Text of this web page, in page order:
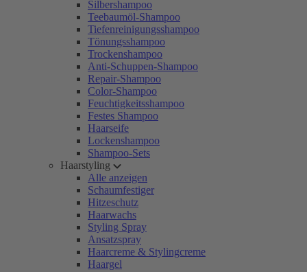
Silbershampoo
Teebaumöl-Shampoo
Tiefenreinigungsshampoo
Tönungsshampoo
Trockenshampoo
Anti-Schuppen-Shampoo
Repair-Shampoo
Color-Shampoo
Feuchtigkeitsshampoo
Festes Shampoo
Haarseife
Lockenshampoo
Shampoo-Sets
Haarstyling
Alle anzeigen
Schaumfestiger
Hitzeschutz
Haarwachs
Styling Spray
Ansatzspray
Haarcreme & Stylingcreme
Haargel